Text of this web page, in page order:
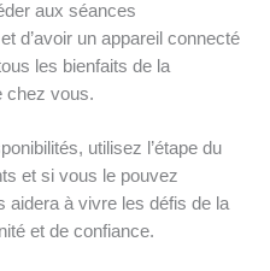
aux séances
d’avoir un appareil connecté
les bienfaits de la
chez vous.
utilisez l’étape du
et si vous le pouvez
aidera à vivre les défis de la
et de confiance.